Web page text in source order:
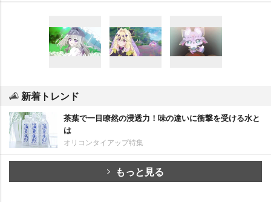
新着トレンド
茶葉で一目瞭然の浸透力！味の違いに衝撃を受ける水と
は
オリコンタイアップ特集
もっと見る